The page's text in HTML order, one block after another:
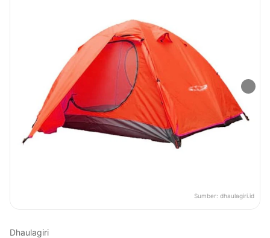
Sumber: dhaulagiri.id
Dhaulagiri